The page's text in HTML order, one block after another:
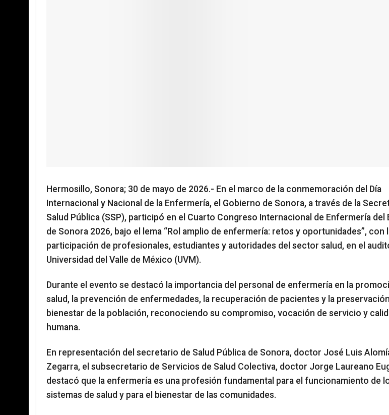
Hermosillo, Sonora; 30 de mayo de 2026.- En el marco de la conmemoración del Día
Internacional y Nacional de la Enfermería, el Gobierno de Sonora, a través de la
Salud Pública (SSP), participó en el Cuarto Congreso Internacional de Enfermería del
de Sonora 2026, bajo el lema “Rol amplio de enfermería: retos y oportunidades”, con
participación de profesionales, estudiantes y autoridades del sector salud, en el
Universidad del Valle de México (UVM).
Durante el evento se destacó la importancia del personal de enfermería en la
salud, la prevención de enfermedades, la recuperación de pacientes y la
bienestar de la población, reconociendo su compromiso, vocación de servicio y
humana.
En representación del secretario de Salud Pública de Sonora, doctor José Luis
Zegarra, el subsecretario de Servicios de Salud Colectiva, doctor Jorge Laureano
destacó que la enfermería es una profesión fundamental para el funcionamiento de
sistemas de salud y para el bienestar de las comunidades.